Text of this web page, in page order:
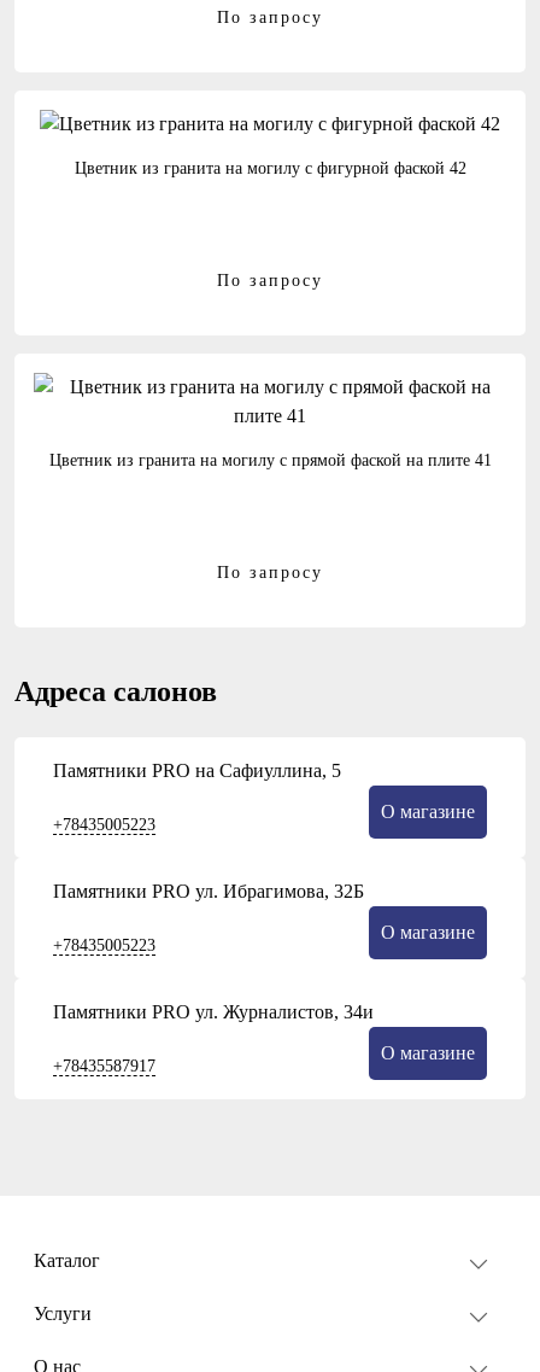
По запросу
Цветник из гранита на могилу с фигурной фаской 42
По запросу
Цветник из гранита на могилу с прямой фаской на плите 41
По запросу
Адреса салонов
Памятники PRO на Сафиуллина, 5
+78435005223
О магазине
Памятники PRO ул. Ибрагимова, 32Б
+78435005223
О магазине
Памятники PRO ул. Журналистов, 34и
+78435587917
О магазине
Каталог
Услуги
О нас